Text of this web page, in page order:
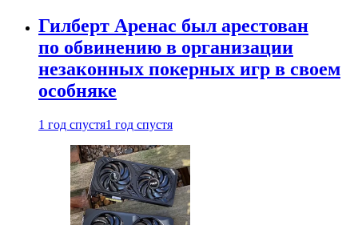
Гилберт Аренас был арестован
по обвинению в организации
незаконных покерных игр в своем
особняке
1 год спустя1 год спустя